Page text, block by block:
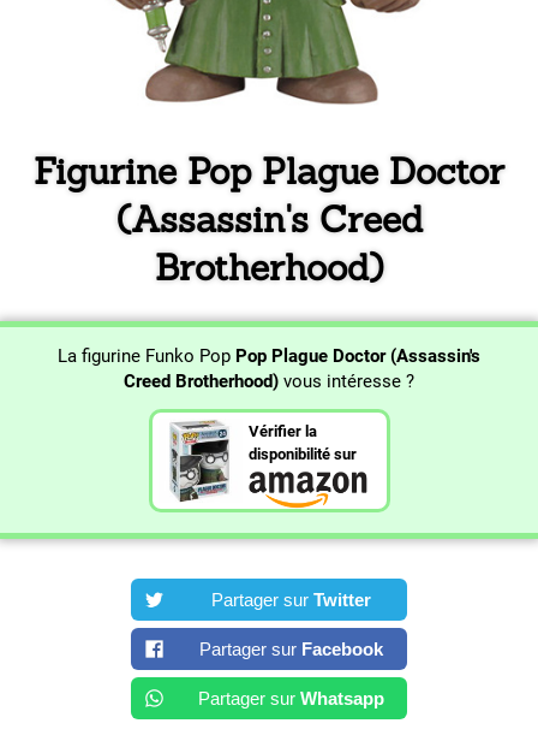
Figurine Pop Plague Doctor
(Assassin's Creed
Brotherhood)
La figurine Funko Pop Pop Plague Doctor (Assassin's
Creed Brotherhood) vous intéresse ?
Vérifier la
disponibilité sur
Partager sur Twitter
Partager sur Facebook
Partager sur Whatsapp